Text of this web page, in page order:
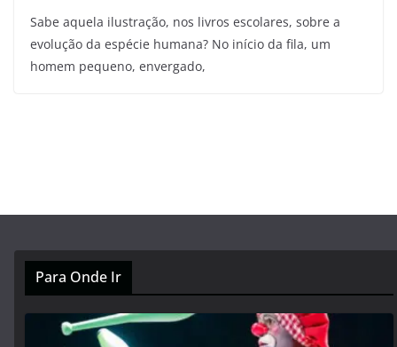
Sabe aquela ilustração, nos livros escolares, sobre a
evolução da espécie humana? No início da fila, um
homem pequeno, envergado,
Para Onde Ir